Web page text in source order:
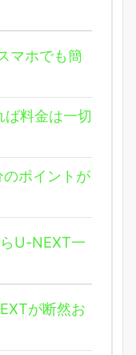
マホでも簡
料金は一切
ポイントが
U-NEXT一
が断然お